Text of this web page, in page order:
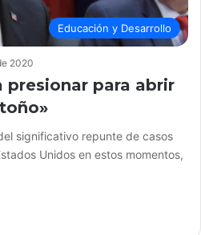
Educación y Desarrollo
2020
presionar para abrir
significativo repunte de casos
Unidos en estos momentos,